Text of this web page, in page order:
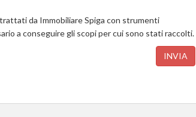
da Immobiliare Spiga con strumenti
a conseguire gli scopi per cui sono stati raccolti.
INVIA